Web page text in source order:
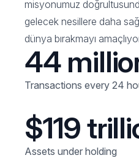
misyonumuz
gelecek nesillere daha
dünya bırakmayı
Transactions every 24
44
Assets under holding
$119